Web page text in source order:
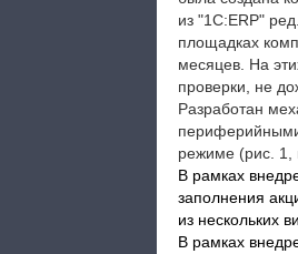
из "1C:ERP"
площадках
месяцев. На
проверки, не
Разработан
режиме (рис. 1,
В рамках
заполнения
из нескольких
В рамках